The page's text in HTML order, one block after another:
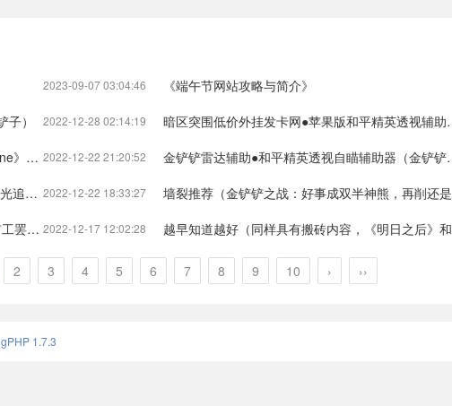
2023-09-07 03:04:46 《端午节网站攻略与简介》
2022-12-28 02:14:19
） 暗区突围低价外挂发卡网●苹果版和平精英透视辅助（暗区突围自瞄透视辅助）
2022-12-22 21:20:52
制辅助 金铲铲雷达辅助●和平精英透视自瞄辅助器（金铲铲辅助工具）
2022-12-22 18:33:27
挂官网 墙裂推荐（金铲铲之战：好事成双半神熊，再削还是毒瘤，强度再回T0）金铲铲之战狗熊怎么出装视频_金铲铲之战●cfm透视辅助
2022-12-17 12:02:28
士ios自瞄 越早知道越好（同样具有搬砖内容，《明日之后》和《魔域手游2》有何区别）明日之后搬砖有志青年_明日之后●使命召唤QQ小号网
2 3 4 5 6 7 8 9 10 › ››
1.7.3